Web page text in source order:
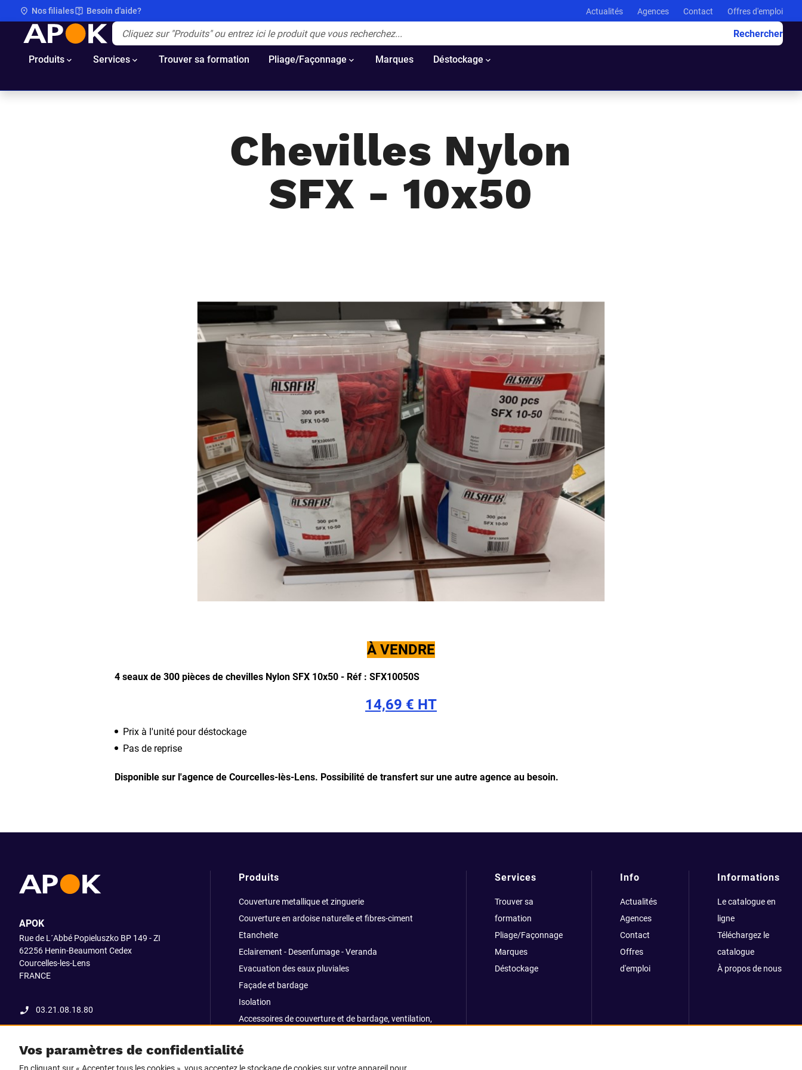
Nos filiales Besoin d'aide? Actualités Agences Contact Offres d'emploi
APOK Rechercher
Produits Services Trouver sa formation Pliage/Façonnage Marques Déstockage
Chevilles Nylon
SFX - 10x50
À VENDRE
4 seaux de 300 pièces de chevilles Nylon SFX 10x50 - Réf : SFX10050S
14,69 € HT
Prix à l'unité pour déstockage
Pas de reprise
Disponible sur l'agence de Courcelles-lès-Lens. Possibilité de transfert sur une autre agence au besoin.
Vos paramètres de confidentialité
APOK
Rue de L´Abbé Popieluszko BP 149 - ZI
62256 Henin-Beaumont Cedex
Courcelles-les-Lens
FRANCE
03.21.08.18.80
Produits
Couverture metallique et zinguerie
Couverture en ardoise naturelle et fibres-ciment
Etancheite
Eclairement - Desenfumage - Veranda
Evacuation des eaux pluviales
Façade et bardage
Isolation
Accessoires de couverture et de bardage, ventilation,
Outillage et sécurité
Services
Trouver sa
formation
Pliage/Façonnage
Marques
Déstockage
Info
Actualités
Agences
Contact
Offres
d'emploi
Informations
Le catalogue en
ligne
Téléchargez le
catalogue
À propos de nous